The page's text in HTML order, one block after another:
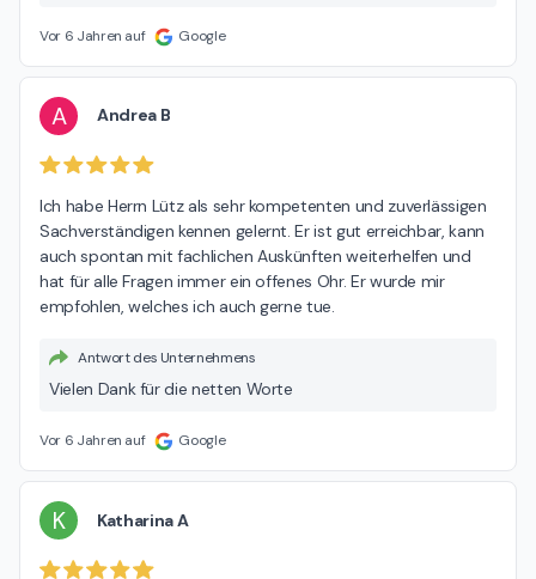
Vor 6 Jahren auf Google
A Andrea B
Ich habe Herrn Lütz als sehr kompetenten und zuverlässigen
Sachverständigen kennen gelernt. Er ist gut erreichbar, kann
auch spontan mit fachlichen Auskünften weiterhelfen und
hat für alle Fragen immer ein offenes Ohr. Er wurde mir
empfohlen, welches ich auch gerne tue.
Antwort des Unternehmens
Vielen Dank für die netten Worte
Vor 6 Jahren auf Google
K Katharina A